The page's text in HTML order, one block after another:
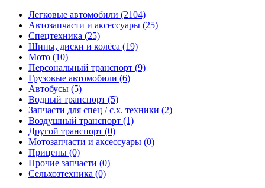
Легковые автомобили (2104)
Автозапчасти и аксессуары (25)
Спецтехника (25)
Шины, диски и колёса (19)
Мото (10)
Персональный транспорт (9)
Грузовые автомобили (6)
Автобусы (5)
Водный транспорт (5)
Запчасти для спец / с.х. техники (2)
Воздушный транспорт (1)
Другой транспорт (0)
Мотозапчасти и аксессуары (0)
Прицепы (0)
Прочие запчасти (0)
Сельхозтехника (0)